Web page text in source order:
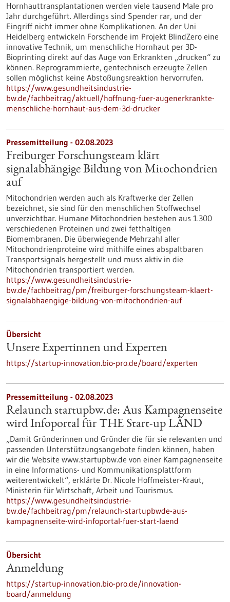
Hornhauttransplantationen werden viele tausend Male pro
Jahr durchgeführt. Allerdings sind Spender rar, und der
Eingriff nicht immer ohne Komplikationen. An der Uni
Heidelberg entwickeln Forschende im Projekt BlindZero eine
innovative Technik, um menschliche Hornhaut per 3D-
Bioprinting direkt auf das Auge von Erkrankten „drucken“ zu
können. Reprogrammierte, gentechnisch erzeugte Zellen
sollen möglichst keine Abstoßungsreaktion hervorrufen.
https://www.gesundheitsindustrie-
bw.de/fachbeitrag/aktuell/hoffnung-fuer-augenerkrankte-
menschliche-hornhaut-aus-dem-3d-drucker
Pressemitteilung - 02.08.2023
Freiburger Forschungsteam klärt
signalabhängige Bildung von Mitochondrien
auf
Mitochondrien werden auch als Kraftwerke der Zellen
bezeichnet, sie sind für den menschlichen Stoffwechsel
unverzichtbar. Humane Mitochondrien bestehen aus 1.300
verschiedenen Proteinen und zwei fetthaltigen
Biomembranen. Die überwiegende Mehrzahl aller
Mitochondrienproteine wird mithilfe eines abspaltbaren
Transportsignals hergestellt und muss aktiv in die
Mitochondrien transportiert werden.
https://www.gesundheitsindustrie-
bw.de/fachbeitrag/pm/freiburger-forschungsteam-klaert-
signalabhaengige-bildung-von-mitochondrien-auf
Übersicht
Unsere Expertinnen und Experten
https://startup-innovation.bio-pro.de/board/experten
Pressemitteilung - 02.08.2023
Relaunch startupbw.de: Aus Kampagnenseite
wird Infoportal für THE Start-up LÄND
„Damit Gründerinnen und Gründer die für sie relevanten und
passenden Unterstützungsangebote finden können, haben
wir die Website www.startupbw.de von einer Kampagnenseite
in eine Informations- und Kommunikationsplattform
weiterentwickelt“, erklärte Dr. Nicole Hoffmeister-Kraut,
Ministerin für Wirtschaft, Arbeit und Tourismus.
https://www.gesundheitsindustrie-
bw.de/fachbeitrag/pm/relaunch-startupbwde-aus-
kampagnenseite-wird-infoportal-fuer-start-laend
Übersicht
Anmeldung
https://startup-innovation.bio-pro.de/innovation-
board/anmeldung